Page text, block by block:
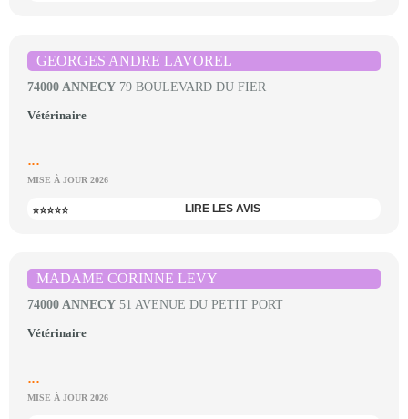
GEORGES ANDRE LAVOREL
74000 ANNECY 79 BOULEVARD DU FIER
Vétérinaire
...
MISE À JOUR 2026
⭐⭐⭐⭐⭐ LIRE LES AVIS
MADAME CORINNE LEVY
74000 ANNECY 51 AVENUE DU PETIT PORT
Vétérinaire
...
MISE À JOUR 2026